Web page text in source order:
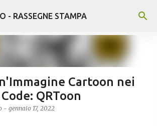
ai contenuti principali
- RASSEGNE STAMPA
Cartoon nei
QRToon
- gennaio 17, 2022